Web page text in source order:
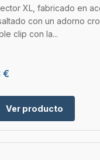
XL, fabricado en
con un adorno
clip con la...
€
Ver producto